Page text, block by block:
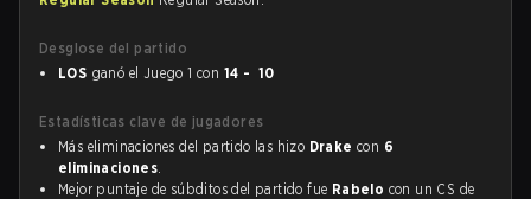
Desglose del partido
LOS ganó el Juego 1 con 14 - 10
Estadísticas clave de jugadores
Más eliminaciones del partido las hizo Drake con 6
eliminaciones.
Mejor puntaje de súbditos del partido fue Rabelo con un CS de